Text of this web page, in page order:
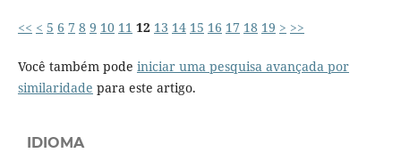
<< < 5 6 7 8 9 10 11 12 13 14 15 16 17 18 19 > >>
Você também pode iniciar uma pesquisa avançada por
similaridade para este artigo.
IDIOMA